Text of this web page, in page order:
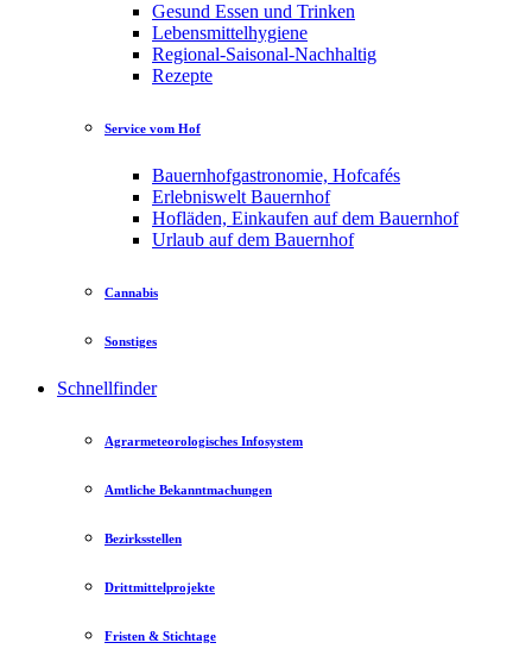
Gesund Essen und Trinken
Lebensmittelhygiene
Regional-Saisonal-Nachhaltig
Rezepte
Service vom Hof
Bauernhofgastronomie, Hofcafés
Erlebniswelt Bauernhof
Hofläden, Einkaufen auf dem Bauernhof
Urlaub auf dem Bauernhof
Cannabis
Sonstiges
Schnellfinder
Agrarmeteorologisches Infosystem
Amtliche Bekanntmachungen
Bezirksstellen
Drittmittelprojekte
Fristen & Stichtage